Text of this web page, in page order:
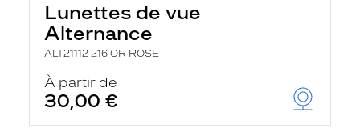
Lunettes de vue
Alternance
ALT21112 216 OR ROSE
À partir de
30,00 €